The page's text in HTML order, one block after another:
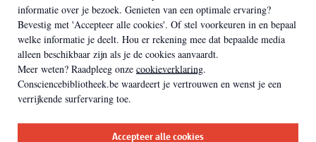
informatie over je bezoek. Genieten van een optimale ervaring?
Bevestig met 'Accepteer alle cookies'. Of stel voorkeuren in en bepaal
welke informatie je deelt. Hou er rekening mee dat bepaalde media
alleen beschikbaar zijn als je de cookies aanvaardt.
Meer weten? Raadpleeg onze cookieverklaring.
Consciencebibliotheek.be waardeert je vertrouwen en wenst je een
verrijkende surfervaring toe.
Accepteer alle cookies
Erfgoedbibliotheek Hendrik
Conscience toonde heel wat
materiaal over alcoholmisbruik
omstreeks 1900.